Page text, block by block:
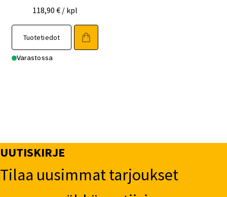
118,90 € / kpl
Tuotetiedot
Varastossa
UUTISKIRJE
Tilaa uusimmat tarjoukset